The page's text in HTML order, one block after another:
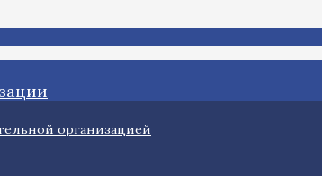
организацией